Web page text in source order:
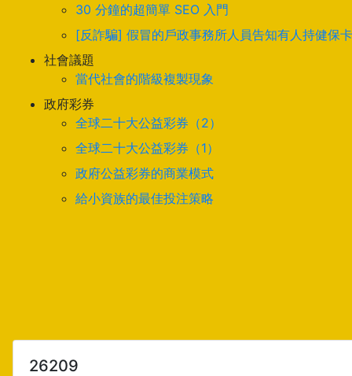
30 分鐘的超簡單 SEO 入門
[反詐騙] 假冒的戶政事務所人員告知有人持健保
社會議題
當代社會的階級複製現象
政府彩券
全球二十大公益彩券（2）
全球二十大公益彩券（1）
政府公益彩券的商業模式
給小資族的最佳投注策略
26209